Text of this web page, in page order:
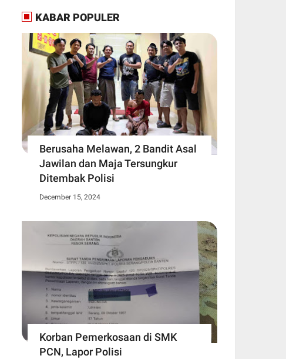
KABAR POPULER
Berusaha Melawan, 2 Bandit Asal
Jawilan dan Maja Tersungkur
Ditembak Polisi
December 15, 2024
Korban Pemerkosaan di SMK
PCN, Lapor Polisi